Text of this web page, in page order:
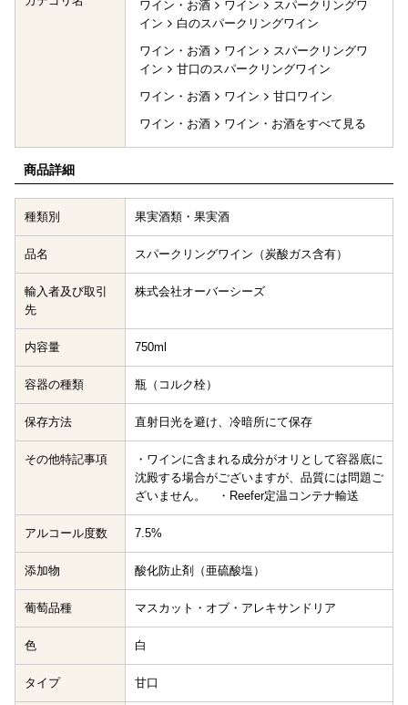
ワイン・お酒 ワイン
スパークリングワ
イン
白のスパークリングワイン
ワイン・お酒
ワイン
スパークリングワ
イン
甘口のスパークリングワイン
ワイン・お酒
ワイン
甘口ワイン
ワイン・お酒
ワイン・お酒をすべて見る
商品詳細
種類別 果実酒類・果実酒
品名 スパークリングワイン（炭酸ガス含有）
輸入者及び取引
先
株式会社オーバーシーズ
内容量 750ml
容器の種類 瓶（コルク栓）
保存方法 直射日光を避け、冷暗所にて保存
その他特記事項
・ワインに含まれる成分がオリとして容器底に
沈殿する場合がございますが、品質には問題ご
ざいません。 ・Reefer定温コンテナ輸送
アルコール度数 7.5%
添加物 酸化防止剤（亜硫酸塩）
葡萄品種 マスカット・オブ・アレキサンドリア
色 白
タイプ 甘口